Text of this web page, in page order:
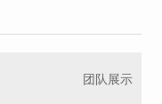
团队展示